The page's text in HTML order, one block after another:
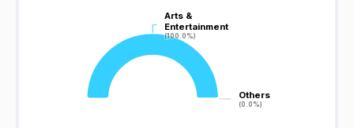
Arts &
Entertainment
(100.0%)
Arts &
Entertainment
(100.0%)
Others
(0.0%)
Others
(0.0%)